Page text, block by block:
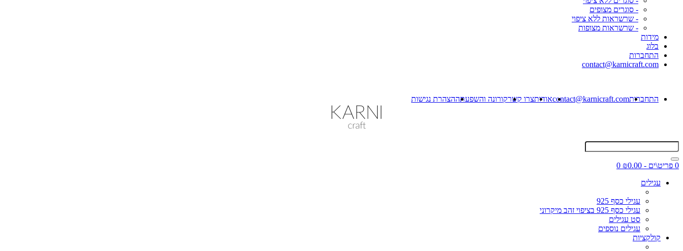
- סוגרים מצופים
- שרשראות ללא ציפוי
- שרשראות מצופות
מידות
בלוג
התחברות
contact@karnicraft.com
התחברותcontact@karnicraft.comאודותצרו קשרקורונה והשפעתההצהרת נגישות
0 פריט\ים - ₪0.00
0
עגילים
עגילי כסף 925
עגילי כסף 925 בציפוי זהב מיקרוני
סט עגילים
עגילים נוספים
קולקציות